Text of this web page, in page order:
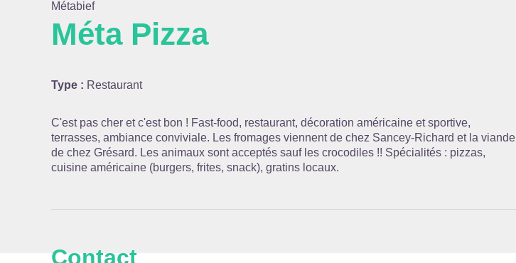
Métabief
Méta Pizza
Type : Restaurant
C'est pas cher et c'est bon ! Fast-food, restaurant, décoration américaine et sportive,
terrasses, ambiance conviviale. Les fromages viennent de chez Sancey-Richard et la viande
de chez Grésard. Les animaux sont acceptés sauf les crocodiles !! Spécialités : pizzas,
cuisine américaine (burgers, frites, snack), gratins locaux.
Contact